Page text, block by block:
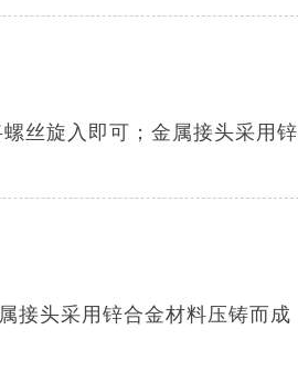
丝旋入即可；金属接头采用
接头采用锌合金材料压铸而成